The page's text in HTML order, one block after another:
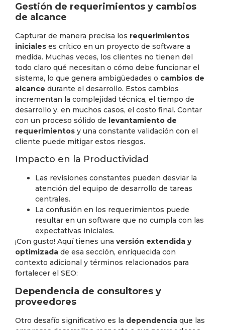
Gestión de requerimientos y cambios
de alcance
Capturar de manera precisa los requerimientos
iniciales es crítico en un proyecto de software a
medida. Muchas veces, los clientes no tienen del
todo claro qué necesitan o cómo debe funcionar el
sistema, lo que genera ambigüedades o cambios de
alcance durante el desarrollo. Estos cambios
incrementan la complejidad técnica, el tiempo de
desarrollo y, en muchos casos, el costo final. Contar
con un proceso sólido de levantamiento de
requerimientos y una constante validación con el
cliente puede mitigar estos riesgos.
Impacto en la Productividad
Las revisiones constantes pueden desviar la
atención del equipo de desarrollo de tareas
centrales.
La confusión en los requerimientos puede
resultar en un software que no cumpla con las
expectativas iniciales.
¡Con gusto! Aquí tienes una versión extendida y
optimizada de esa sección, enriquecida con
contexto adicional y términos relacionados para
fortalecer el SEO:
Dependencia de consultores y
proveedores
Otro desafío significativo es la dependencia que las